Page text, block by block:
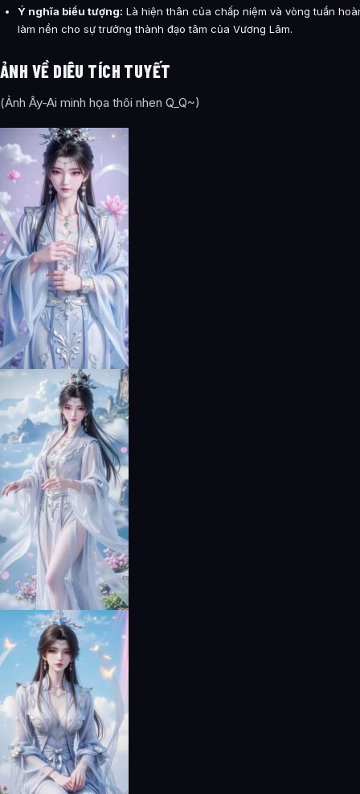
Ý nghĩa biểu tượng: Là hiện thân của chấp niệm và vòng tuần
làm nền cho sự trưởng thành đạo tâm của Vương Lâm.
ẢNH VỀ DIÊU TÍCH TUYẾT
(Ảnh Ây-Ai minh họa thôi nhen Q_Q~)